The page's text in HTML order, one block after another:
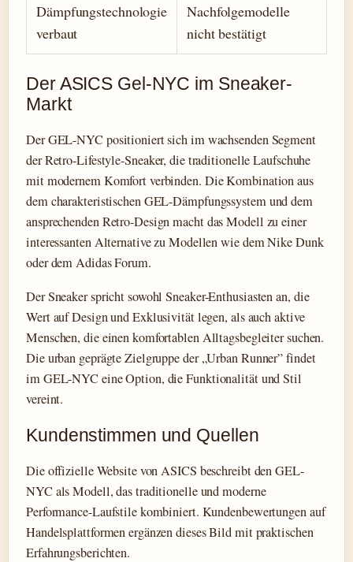
Dämpfungstechnologie
verbaut
Nachfolgemodelle
nicht bestätigt
Der ASICS Gel-NYC im Sneaker-
Markt
Der GEL-NYC positioniert sich im wachsenden Segment
der Retro-Lifestyle-Sneaker, die traditionelle Laufschuhe
mit modernem Komfort verbinden. Die Kombination aus
dem charakteristischen GEL-Dämpfungssystem und dem
ansprechenden Retro-Design macht das Modell zu einer
interessanten Alternative zu Modellen wie dem Nike Dunk
oder dem Adidas Forum.
Der Sneaker spricht sowohl Sneaker-Enthusiasten an, die
Wert auf Design und Exklusivität legen, als auch aktive
Menschen, die einen komfortablen Alltagsbegleiter suchen.
Die urban geprägte Zielgruppe der „Urban Runner” findet
im GEL-NYC eine Option, die Funktionalität und Stil
vereint.
Kundenstimmen und Quellen
Die offizielle Website von ASICS beschreibt den GEL-
NYC als Modell, das traditionelle und moderne
Performance-Laufstile kombiniert. Kundenbewertungen auf
Handelsplattformen ergänzen dieses Bild mit praktischen
Erfahrungsberichten.